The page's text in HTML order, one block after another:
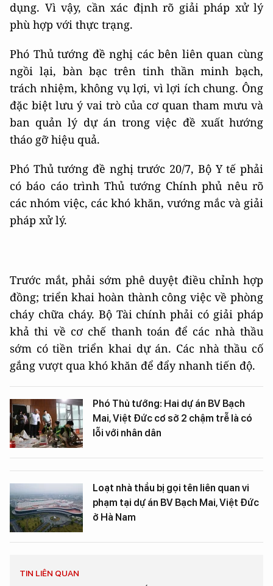
dụng. Vì vậy, cần xác định rõ giải pháp xử lý
phù hợp với thực trạng.
Phó Thủ tướng đề nghị các bên liên quan cùng
ngồi lại, bàn bạc trên tinh thần minh bạch,
trách nhiệm, không vụ lợi, vì lợi ích chung. Ông
đặc biệt lưu ý vai trò của cơ quan tham mưu và
ban quản lý dự án trong việc đề xuất hướng
tháo gỡ hiệu quả.
Phó Thủ tướng đề nghị trước 20/7, Bộ Y tế phải
có báo cáo trình Thủ tướng Chính phủ nêu rõ
các nhóm việc, các khó khăn, vướng mắc và giải
pháp xử lý.
Trước mắt, phải sớm phê duyệt điều chỉnh hợp
đồng; triển khai hoàn thành công việc về phòng
cháy chữa cháy. Bộ Tài chính phải có giải pháp
khả thi về cơ chế thanh toán để các nhà thầu
sớm có tiền triển khai dự án. Các nhà thầu cố
gắng vượt qua khó khăn để đẩy nhanh tiến độ.
Phó Thủ tướng: Hai dự án BV Bạch
Mai, Việt Đức cơ sở 2 chậm trễ là có
lỗi với nhân dân
Loạt nhà thầu bị gọi tên liên quan vi
phạm tại dự án BV Bạch Mai, Việt Đức
ở Hà Nam
TIN LIÊN QUAN